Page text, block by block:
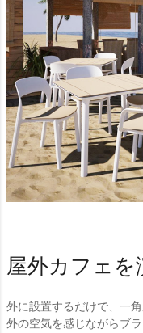
屋外カフェを
外に設置するだけで、一
外の空気を感じながらブ